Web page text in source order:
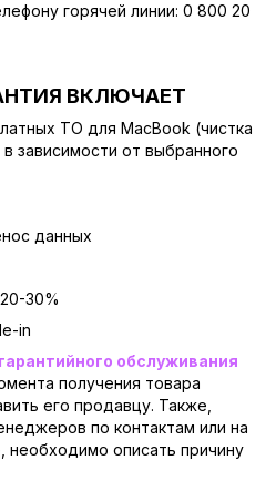
горячей линии: 0 800 20
ВКЛЮЧАЕТ
ТО для MacBook (чистка
зависимости от выбранного
данных
30%
in
обслуживания
получения товара
его продавцу. Также,
по контактам или на
необходимо описать причину